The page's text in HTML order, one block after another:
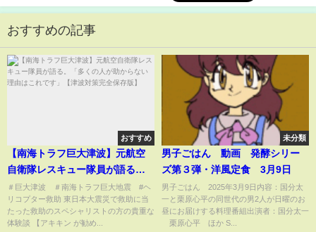
おすすめの記事
おすすめ
【南海トラフ巨大津波】元航空
自衛隊レスキュー隊員が語る。
「多くの人が助からない理由は
これです」【津波対策完全保存
版】
＃巨大津波 ＃南海トラフ巨大地震 #ヘ
リコプター救助 東日本大震災で救助に当
たった救助のスペシャリストの方の貴重な
体験談 【アキキン が勧め...
未分類
男子ごはん 動画 発酵シリー
ズ第３弾・洋風定食 3月9日
男子ごはん 2025年3月9日内容：国分太
一と栗原心平の同世代の男2人が日曜のお
昼にお届けする料理番組出演者：国分太一
栗原心平 ほか S...